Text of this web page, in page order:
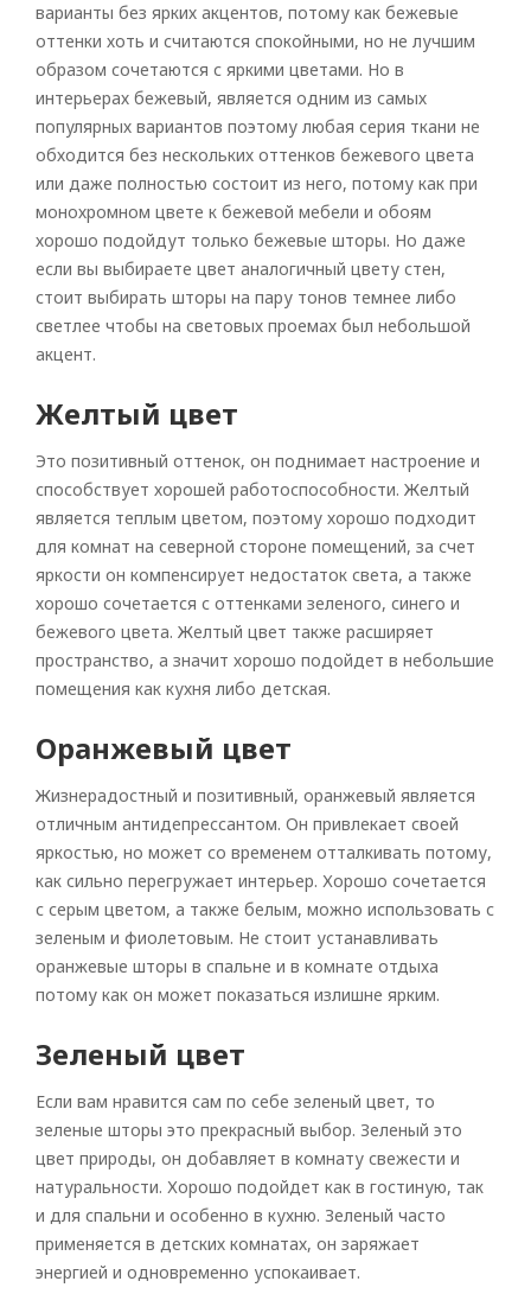
Рулонные
Горизонтальные
Вертикальные
Римские
варианты без ярких акцентов, потому как бежевые
оттенки хоть и считаются спокойными, но не лучшим
образом сочетаются с яркими цветами. Но в
интерьерах бежевый, является одним из самых
популярных вариантов поэтому любая серия ткани не
обходится без нескольких оттенков бежевого цвета
или даже полностью состоит из него, потому как при
монохромном цвете к бежевой мебели и обоям
хорошо подойдут только бежевые шторы. Но даже
если вы выбираете цвет аналогичный цвету стен,
стоит выбирать шторы на пару тонов темнее либо
светлее чтобы на световых проемах был небольшой
акцент.
Желтый цвет
Это позитивный оттенок, он поднимает настроение и
способствует хорошей работоспособности. Желтый
является теплым цветом, поэтому хорошо подходит
для комнат на северной стороне помещений, за счет
яркости он компенсирует недостаток света, а также
хорошо сочетается с оттенками зеленого, синего и
бежевого цвета. Желтый цвет также расширяет
пространство, а значит хорошо подойдет в небольшие
помещения как кухня либо детская.
Оранжевый цвет
Жизнерадостный и позитивный, оранжевый является
отличным антидепрессантом. Он привлекает своей
яркостью, но может со временем отталкивать потому,
как сильно перегружает интерьер. Хорошо сочетается
с серым цветом, а также белым, можно использовать с
зеленым и фиолетовым. Не стоит устанавливать
оранжевые шторы в спальне и в комнате отдыха
потому как он может показаться излишне ярким.
Зеленый цвет
Если вам нравится сам по себе зеленый цвет, то
зеленые шторы это прекрасный выбор. Зеленый это
цвет природы, он добавляет в комнату свежести и
натуральности. Хорошо подойдет как в гостиную, так
и для спальни и особенно в кухню. Зеленый часто
применяется в детских комнатах, он заряжает
энергией и одновременно успокаивает.